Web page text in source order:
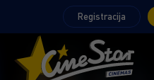
Registracija